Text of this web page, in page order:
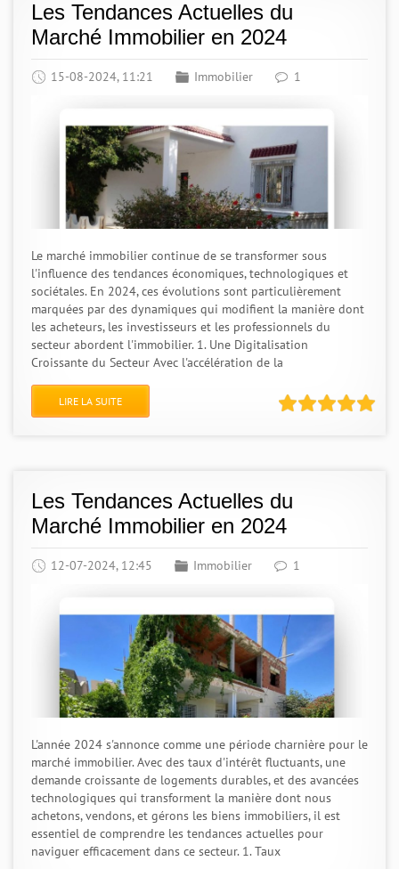
Les Tendances Actuelles du
Marché Immobilier en 2024
15-08-2024, 11:21 Immobilier 1
Le marché immobilier continue de se transformer sous
l'influence des tendances économiques, technologiques et
sociétales. En 2024, ces évolutions sont particulièrement
marquées par des dynamiques qui modifient la manière dont
les acheteurs, les investisseurs et les professionnels du
secteur abordent l'immobilier. 1. Une Digitalisation
Croissante du Secteur Avec l'accélération de la
LIRE LA SUITE
Les Tendances Actuelles du
Marché Immobilier en 2024
12-07-2024, 12:45 Immobilier 1
L'année 2024 s'annonce comme une période charnière pour le
marché immobilier. Avec des taux d'intérêt fluctuants, une
demande croissante de logements durables, et des avancées
technologiques qui transforment la manière dont nous
achetons, vendons, et gérons les biens immobiliers, il est
essentiel de comprendre les tendances actuelles pour
naviguer efficacement dans ce secteur. 1. Taux